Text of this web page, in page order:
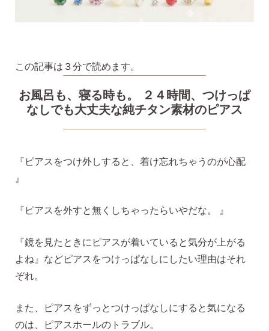
バックキャッチ
この記事は３分で読めます。
お風呂も、寝る時も。 ２４時間、つけっぱ
なしでも大丈夫な純チタン素材のピアス
『ピアスをつけ外しすると、着け忘れちゃうのが心配
』
『ピアスを外すと無くしちゃったらいやだな。 』
『鏡を見たときにピアスが着いていると気分が上がる
よね』などピアスをつけっぱなしにしたい理由はそれ
ぞれ。
また、ピアスをずっとつけっぱなしにすると気になる
のは、ピアスホールのトラブル。